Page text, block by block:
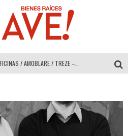
MULTIOFICINAS / AMOBLARE / TREZE – Especial Interiorismo & Decoración 2026
COLINEAL – Especial Interiorismo & Decoración 2026
ADRIANA HOYOS DESIGN STUDIO – Especial Interiorismo & Decoración 2026